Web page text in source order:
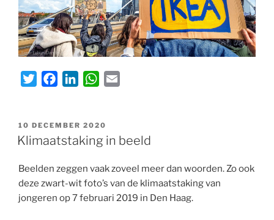
t
t
r
e
b
o
k
k
e
I
n
W
t
s
p
p
l
GEPLAATST
OP
10 DECEMBER 2020
Klimaatstaking in beeld
Beelden zeggen vaak zoveel meer dan woorden. Zo ook
deze zwart-wit foto’s van de klimaatstaking van
jongeren op 7 februari 2019 in Den Haag.